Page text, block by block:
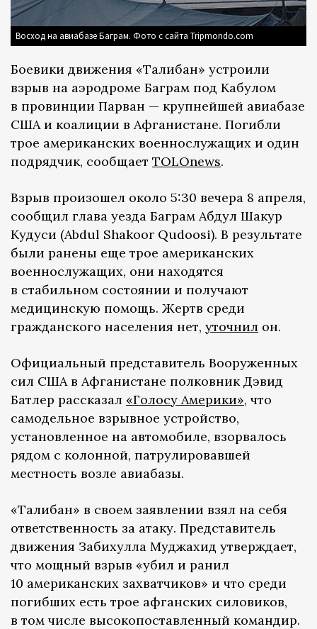
Восход на авиабазе Баграм. Фото с сайта Tripmondo.com
Боевики движения «Талибан» устроили
взрыв на аэродроме Баграм под Кабулом
в провинции Парван — крупнейшей авиабазе
США и коалиции в Афганистане. Погибли
трое американских военнослужащих и один
подрядчик, сообщает TOLOnews.
Взрыв произошел около 5:30 вечера 8 апреля,
сообщил глава уезда Баграм Абдул Шакур
Кудуси (Abdul Shakoor Qudoosi). В результате
были ранены еще трое американских
военнослужащих, они находятся
в стабильном состоянии и получают
медицинскую помощь. Жертв среди
гражданского населения нет, уточнил он.
Официальный представитель Вооруженных
сил США в Афганистане полковник Дэвид
Батлер рассказал «Голосу Америки», что
самодельное взрывное устройство,
установленное на автомобиле, взорвалось
рядом с колонной, патрулировавшей
местность возле авиабазы.
«Талибан» в своем заявлении взял на себя
ответственность за атаку. Представитель
движения Забихулла Муджахид утверждает,
что мощный взрыв «убил и ранил
10 американских захватчиков» и что среди
погибших есть трое афганских силовиков,
в том числе высокопоставленный командир.